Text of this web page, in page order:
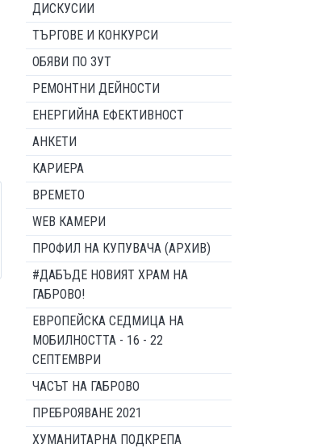
ДИСКУСИИ
ТЪРГОВЕ И КОНКУРСИ
ОБЯВИ ПО ЗУТ
РЕМОНТНИ ДЕЙНОСТИ
ЕНЕРГИЙНА ЕФЕКТИВНОСТ
АНКЕТИ
КАРИЕРА
ВРЕМЕТО
WEB КАМЕРИ
ПРОФИЛ НА КУПУВАЧА (АРХИВ)
#ДАБЪДЕ НОВИЯТ ХРАМ НА
ГАБРОВО!
ЕВРОПЕЙСКА СЕДМИЦА НА
МОБИЛНОСТТА - 16 - 22
СЕПТЕМВРИ
ЧАСЪТ НА ГАБРОВО
ПРЕБРОЯВАНЕ 2021
ХУМАНИТАРНА ПОДКРЕПА